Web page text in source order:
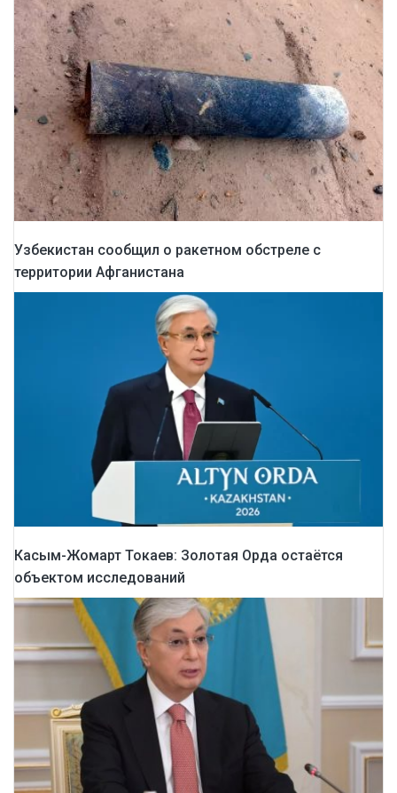
Узбекистан сообщил о ракетном обстреле с
территории Афганистана
Касым-Жомарт Токаев: Золотая Орда остаётся
объектом исследований